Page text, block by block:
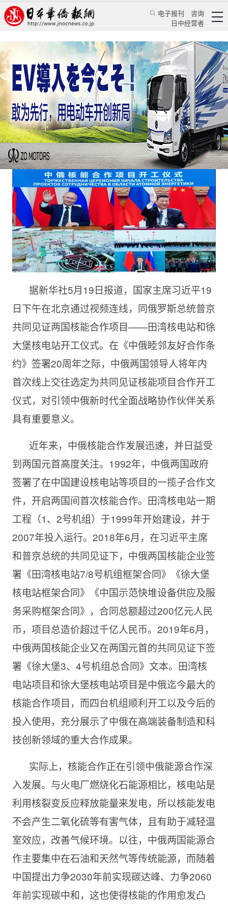
电子报刊
咨询
日中经营者
核能合作将为新时代中俄关系注入更多动力
李杨 评论 国际视角
日本华侨报网 2021/5/22 06:24:42
据新华社5月19日报道，国家主席习近平19
日下午在北京通过视频连线，同俄罗斯总统普京
共同见证两国核能合作项目——田湾核电站和徐
大堡核电站开工仪式。在《中俄睦邻友好合作条
约》签署20周年之际，中俄两国领导人将年内
首次线上交往选定为共同见证核能项目合作开工
仪式，对引领中俄新时代全面战略协作伙伴关系
具有重要意义。
近年来，中俄核能合作发展迅速，并日益受
到两国元首高度关注。1992年，中俄两国政府
签署了在中国建设核电站等项目的一揽子合作文
件，开启两国间首次核能合作。田湾核电站一期
工程（1、2号机组）于1999年开始建设，并于
2007年投入运行。2018年6月，在习近平主席
和普京总统的共同见证下，中俄两国核能企业签
署《田湾核电站7/8号机组框架合同》《徐大堡
核电站框架合同》《中国示范快堆设备供应及服
务采购框架合同》，合同总额超过200亿元人民
币，项目总造价超过千亿人民币。2019年6月，
中俄两国核能企业又在两国元首的共同见证下签
署《徐大堡3、4号机组总合同》文本。田湾核
电站项目和徐大堡核电站项目是中俄迄今最大的
核能合作项目，而四台机组顺利开工以及今后的
投入使用，充分展示了中俄在高端装备制造和科
技创新领域的重大合作成果。
实际上，核能合作正在引领中俄能源合作深
入发展。与火电厂燃烧化石能源相比，核电站是
利用核裂变反应释放能量来发电，所以核能发电
不会产生二氧化硫等有害气体，且有助于减轻温
室效应，改善气候环境。以往，中俄两国能源合
作主要集中在石油和天然气等传统能源，而随着
中国提出力争2030年前实现碳达峰、力争2060
年前实现碳中和，这也使得核能的作用愈发凸